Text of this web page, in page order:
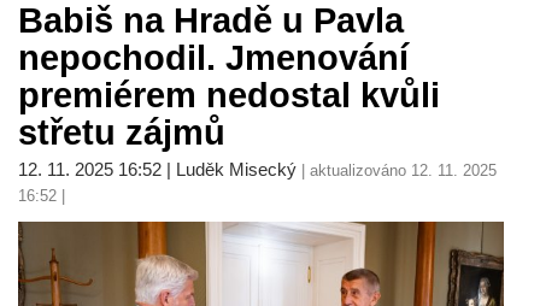
Babiš na Hradě u Pavla
nepochodil. Jmenování
premiérem nedostal kvůli
střetu zájmů
12. 11. 2025 16:52 | Luděk Misecký | aktualizováno 12. 11. 2025
16:52 |